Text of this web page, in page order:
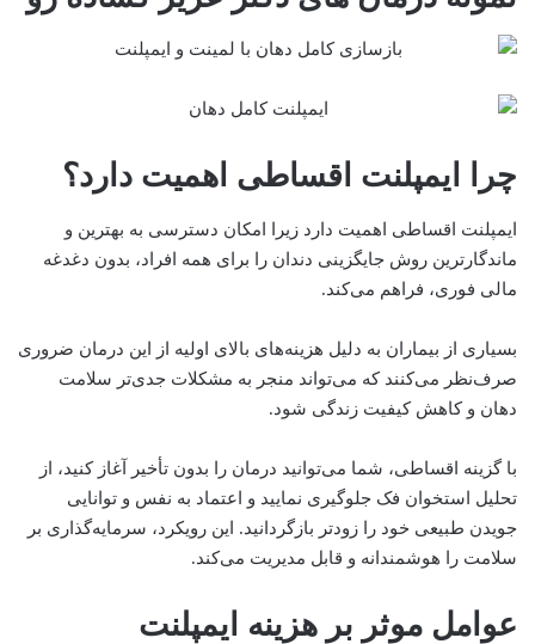
چرا ایمپلنت اقساطی اهمیت دارد؟
ایمپلنت اقساطی اهمیت دارد زیرا امکان دسترسی به بهترین و
ماندگارترین روش جایگزینی دندان را برای همه افراد، بدون دغدغه
مالی فوری، فراهم می‌کند.
بسیاری از بیماران به دلیل هزینه‌های بالای اولیه از این درمان ضروری
صرف‌نظر می‌کنند که می‌تواند منجر به مشکلات جدی‌تر سلامت
دهان و کاهش کیفیت زندگی شود.
با گزینه اقساطی، شما می‌توانید درمان را بدون تأخیر آغاز کنید، از
تحلیل استخوان فک جلوگیری نمایید و اعتماد به نفس و توانایی
جویدن طبیعی خود را زودتر بازگردانید. این رویکرد، سرمایه‌گذاری بر
سلامت را هوشمندانه و قابل مدیریت می‌کند.
عوامل موثر بر هزینه ایمپلنت